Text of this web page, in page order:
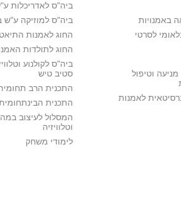
באמנויות
לסרטי
וטיפול
לאמנות
ביה"ס לאדריכלות
ביה"ס למוזיקה ע"ש
החוג לאמנות
החוג לתולדות
ביה"ס לקולנוע
סטיב טיש
התכנית הרב
התכנית
המסלול לעיצוב
וטלוויזיה
לימודי משחק